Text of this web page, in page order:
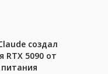
создал
5090 от